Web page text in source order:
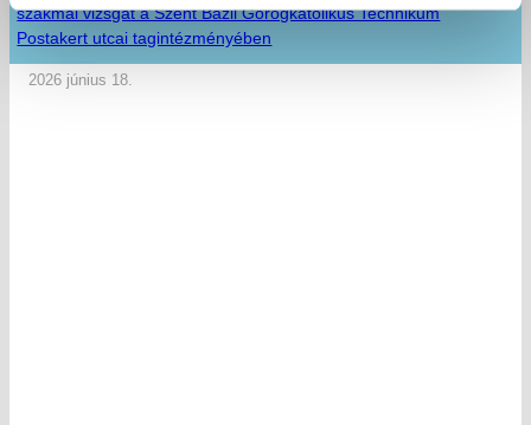
szakmai vizsgát a Szent Bazil Görögkatolikus Technikum
Postakert utcai tagintézményében
2026 június 18.